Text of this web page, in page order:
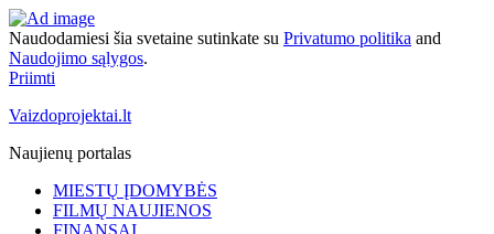
Naudodamiesi šia svetaine sutinkate su Privatumo politika and
Naudojimo sąlygos.
Priimti
Vaizdoprojektai.lt
Naujienų portalas
MIESTŲ ĮDOMYBĖS
FILMŲ NAUJIENOS
FINANSAI